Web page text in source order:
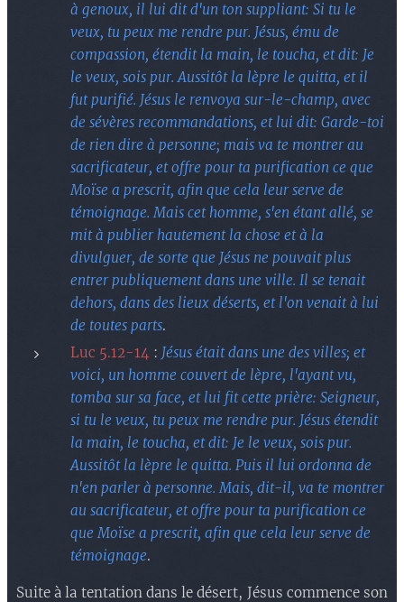
à genoux, il lui dit d'un ton suppliant: Si tu le
veux, tu peux me rendre pur. Jésus, ému de
compassion, étendit la main, le toucha, et dit: Je
le veux, sois pur. Aussitôt la lèpre le quitta, et il
fut purifié. Jésus le renvoya sur-le-champ, avec
de sévères recommandations, et lui dit: Garde-toi
de rien dire à personne; mais va te montrer au
sacrificateur, et offre pour ta purification ce que
Moïse a prescrit, afin que cela leur serve de
témoignage. Mais cet homme, s'en étant allé, se
mit à publier hautement la chose et à la
divulguer, de sorte que Jésus ne pouvait plus
entrer publiquement dans une ville. Il se tenait
dehors, dans des lieux déserts, et l'on venait à lui
de toutes parts.
Luc 5.12-14 : Jésus était dans une des villes; et
voici, un homme couvert de lèpre, l'ayant vu,
tomba sur sa face, et lui fit cette prière: Seigneur,
si tu le veux, tu peux me rendre pur. Jésus étendit
la main, le toucha, et dit: Je le veux, sois pur.
Aussitôt la lèpre le quitta. Puis il lui ordonna de
n'en parler à personne. Mais, dit-il, va te montrer
au sacrificateur, et offre pour ta purification ce
que Moïse a prescrit, afin que cela leur serve de
témoignage.
Suite à la tentation dans le désert, Jésus commence son